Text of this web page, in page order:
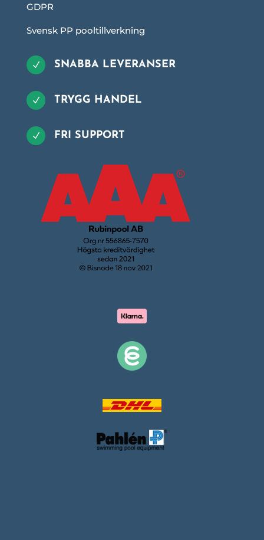
GDPR
Svensk PP pooltillverkning
N SNABBA LEVERANSER
N TRYGG HANDEL
N FRI SUPPORT